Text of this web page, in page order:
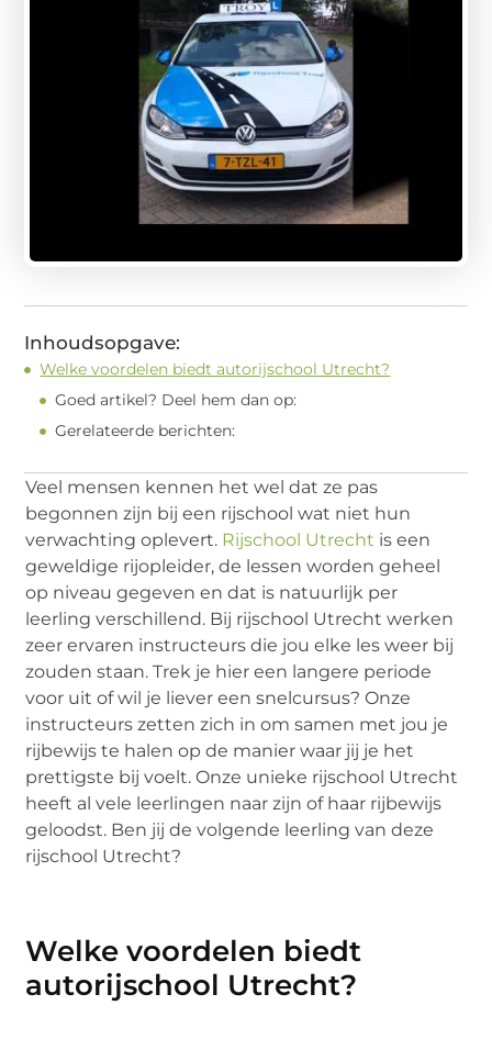
Inhoudsopgave:
Welke voordelen biedt autorijschool Utrecht?
Goed artikel? Deel hem dan op:
Gerelateerde berichten:
Veel mensen kennen het wel dat ze pas
begonnen zijn bij een rijschool wat niet hun
verwachting oplevert. Rijschool Utrecht is een
geweldige rijopleider, de lessen worden geheel
op niveau gegeven en dat is natuurlijk per
leerling verschillend. Bij rijschool Utrecht werken
zeer ervaren instructeurs die jou elke les weer bij
zouden staan. Trek je hier een langere periode
voor uit of wil je liever een snelcursus? Onze
instructeurs zetten zich in om samen met jou je
rijbewijs te halen op de manier waar jij je het
prettigste bij voelt. Onze unieke rijschool Utrecht
heeft al vele leerlingen naar zijn of haar rijbewijs
geloodst. Ben jij de volgende leerling van deze
rijschool Utrecht?
Welke voordelen biedt
autorijschool Utrecht?